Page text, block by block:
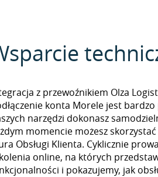
z przewoźnikiem Olza
konta Morele jest
narzędzi dokonasz
momencie możesz
Obsługi Klienta. Cyklicznie
online, na których
i pokazujemy, jak